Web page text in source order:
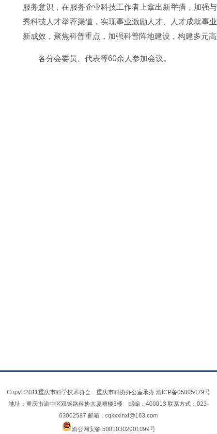
服务意识，在服务企业科技工作者上拿出新举措，加强
秀科技人才举荐渠道，实现事业激励人才、人才成就事
新成效，聚焦科普重点，加强科普阵地建设，构建多元
各分会委员、代表等60余人参加会议。
Copy©2011重庆市科学技术协会 重庆市科协办公室承办 渝ICP备05005079号
地址：重庆市渝中区双钢路科协大厦裙楼3楼 邮编：400013 联系方式：023-
63002587 邮箱：cqkxxinxi@163.com
渝公网安备 50010302001099号